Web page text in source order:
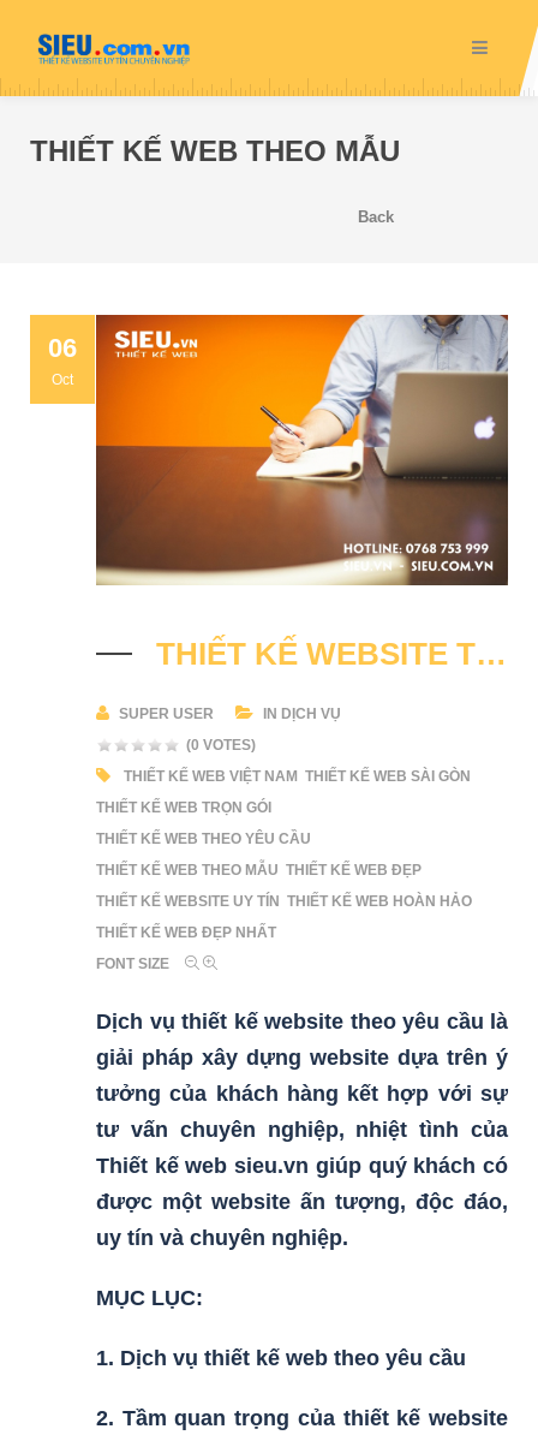
THIẾT KẾ WEB THEO MẪU
Back
06
Oct
THIẾT KẾ WEBSITE THEO YÊU CẦU
SUPER USER IN DỊCH VỤ
(0 VOTES)
THIẾT KẾ WEB VIỆT NAM THIẾT KẾ WEB SÀI GÒN
THIẾT KẾ WEB TRỌN GÓI
THIẾT KẾ WEB THEO YÊU CẦU
THIẾT KẾ WEB THEO MẪU THIẾT KẾ WEB ĐẸP
THIẾT KẾ WEBSITE UY TÍN THIẾT KẾ WEB HOÀN HẢO
THIẾT KẾ WEB ĐẸP NHẤT
FONT SIZE
Dịch vụ thiết kế website theo yêu cầu là
giải pháp xây dựng website dựa trên ý
tưởng của khách hàng kết hợp với sự
tư vấn chuyên nghiệp, nhiệt tình của
Thiết kế web sieu.vn giúp quý khách có
được một website ấn tượng, độc đáo,
uy tín và chuyên nghiệp.
MỤC LỤC:
1. Dịch vụ thiết kế web theo yêu cầu
2. Tầm quan trọng của thiết kế website